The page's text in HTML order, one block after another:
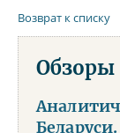
Возврат к списку
Обзоры